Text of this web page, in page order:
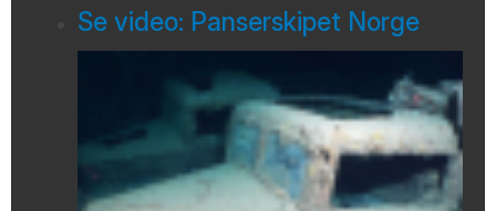
Se video: Panserskipet Norge